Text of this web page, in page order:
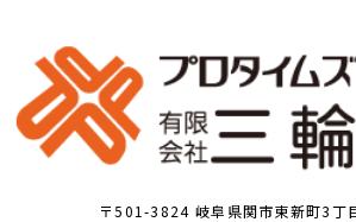
〒501-3824 岐阜県関市東新町3丁